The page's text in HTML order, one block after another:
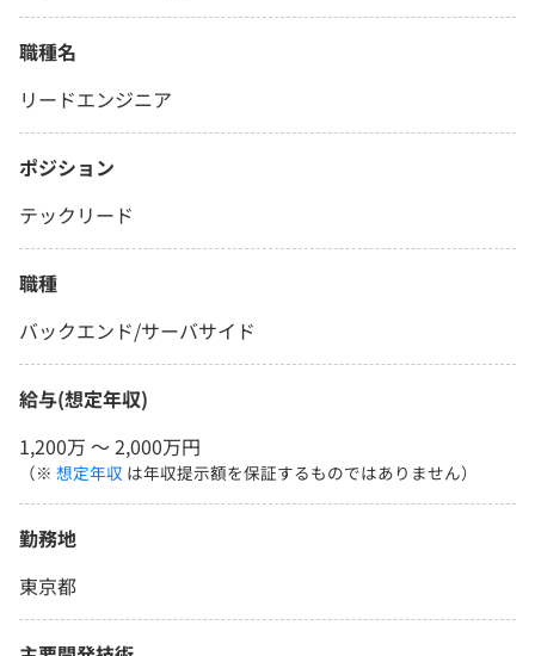
職種名
リードエンジニア
ポジション
テックリード
職種
バックエンド/サーバサイド
給与(想定年収)
1,200万 〜 2,000万円
（※ 想定年収 は年収提示額を保証するものではありません）
勤務地
東京都